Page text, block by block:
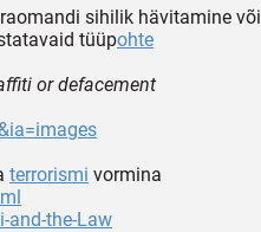
sihilik hävitamine või
tüüpohte
or defacement
terrorismi vormina
the-Law